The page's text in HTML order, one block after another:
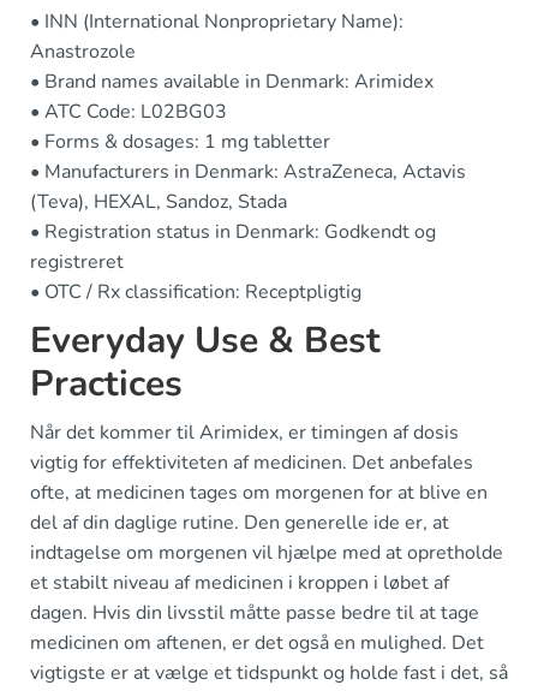
• INN (International Nonproprietary Name):
Anastrozole
• Brand names available in Denmark: Arimidex
• ATC Code: L02BG03
• Forms & dosages: 1 mg tabletter
• Manufacturers in Denmark: AstraZeneca, Actavis
(Teva), HEXAL, Sandoz, Stada
• Registration status in Denmark: Godkendt og
registreret
• OTC / Rx classification: Receptpligtig
Everyday Use & Best
Practices
Når det kommer til Arimidex, er timingen af dosis
vigtig for effektiviteten af medicinen. Det anbefales
ofte, at medicinen tages om morgenen for at blive en
del af din daglige rutine. Den generelle ide er, at
indtagelse om morgenen vil hjælpe med at opretholde
et stabilt niveau af medicinen i kroppen i løbet af
dagen. Hvis din livsstil måtte passe bedre til at tage
medicinen om aftenen, er det også en mulighed. Det
vigtigste er at vælge et tidspunkt og holde fast i det, så